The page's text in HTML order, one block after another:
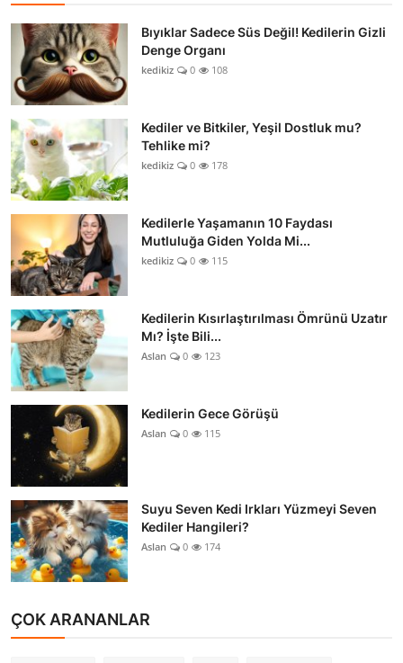
Bıyıklar Sadece Süs Değil! Kedilerin Gizli
Denge Organı
kedikiz 0 108
Kediler ve Bitkiler, Yeşil Dostluk mu?
Tehlike mi?
kedikiz 0 178
Kedilerle Yaşamanın 10 Faydası
Mutluluğa Giden Yolda Mi...
kedikiz 0 115
Kedilerin Kısırlaştırılması Ömrünü Uzatır
Mı? İşte Bili...
Aslan 0 123
Kedilerin Gece Görüşü
Aslan 0 115
Suyu Seven Kedi Irkları Yüzmeyi Seven
Kediler Hangileri?
Aslan 0 174
ÇOK ARANANLAR